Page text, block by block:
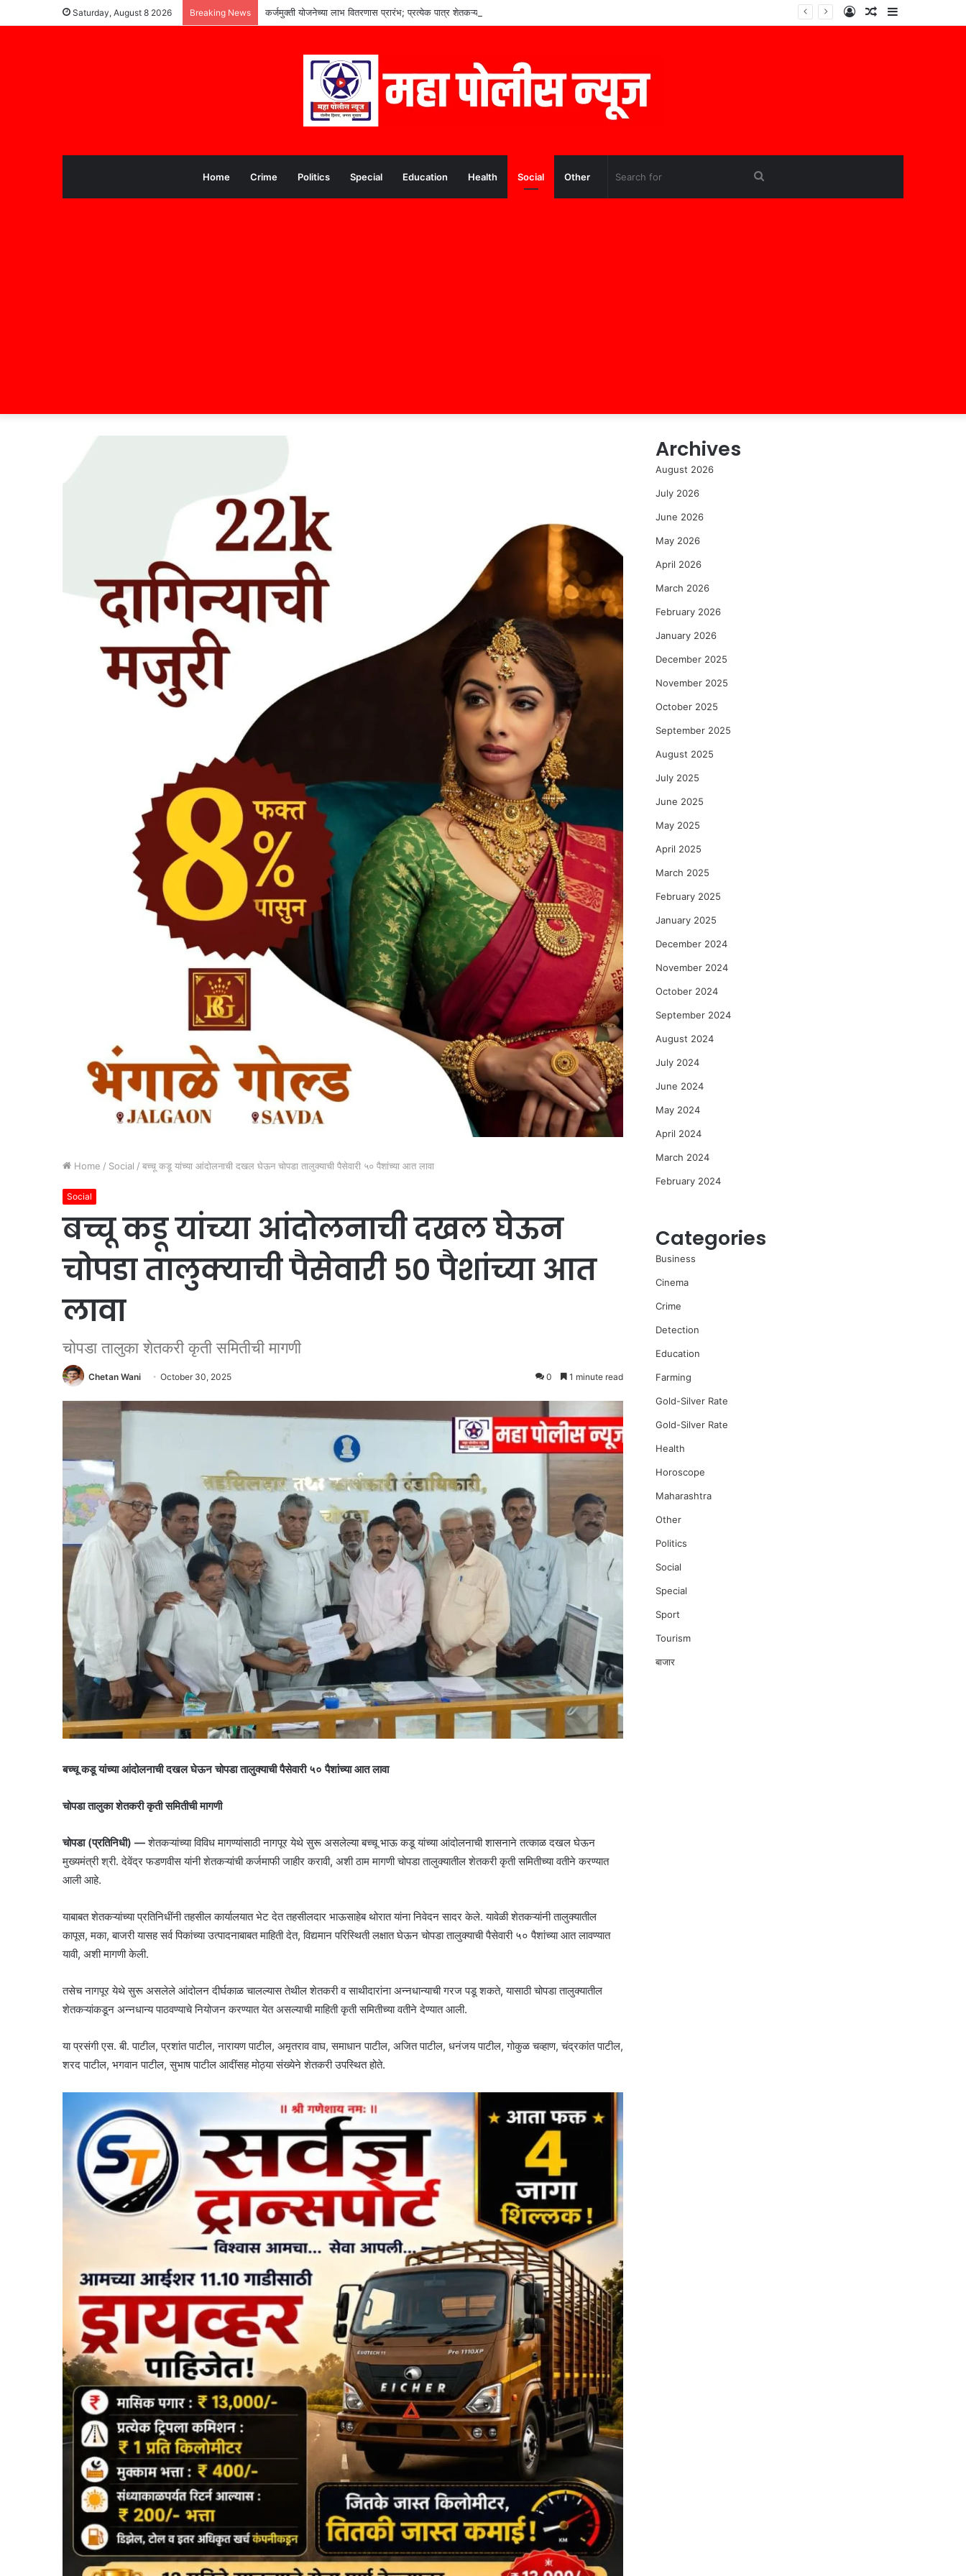
Saturday, August 8 2026 Breaking News कर्जमुक्ती योजनेच्या लाभ वितरणास प्रारंभ; प्रत्येक पात्र शेतकऱ्यांना लाभ मिळणार– मुख्यमंत्री देवेंद्र फडणवीस Sidebar
Random
Log
Home Crime Politics Special Education Health Social Other
Home / Social / बच्चू कडू यांच्या आंदोलनाची दखल घेऊन चोपडा तालुक्याची पैसेवारी ५० पैशांच्या आत लावा
Social
बच्चू कडू यांच्या आंदोलनाची दखल घेऊन
चोपडा तालुक्याची पैसेवारी ५० पैशांच्या आत
लावा
चोपडा तालुका शेतकरी कृती समितीची मागणी
Chetan Wani October 30, 2025 0 1 minute read
बच्चू कडू यांच्या आंदोलनाची दखल घेऊन चोपडा तालुक्याची पैसेवारी ५० पैशांच्या आत लावा
चोपडा तालुका शेतकरी कृती समितीची मागणी
चोपडा (प्रतिनिधी) —शेतकऱ्यांच्या विविध मागण्यांसाठी नागपूर येथे सुरू असलेल्या बच्चू भाऊ कडू यांच्या आंदोलनाची शासनाने तत्काळ दखल घेऊन
मुख्यमंत्री श्री. देवेंद्र फडणवीस यांनी शेतकऱ्यांची कर्जमाफी जाहीर करावी, अशी ठाम मागणी चोपडा तालुक्यातील शेतकरी कृती समितीच्या वतीने करण्यात
आली आहे.
याबाबत शेतकऱ्यांच्या प्रतिनिधींनी तहसील कार्यालयात भेट देत तहसीलदार भाऊसाहेब थोरात यांना निवेदन सादर केले. यावेळी शेतकऱ्यांनी तालुक्यातील
कापूस, मका, बाजरी यासह सर्व पिकांच्या उत्पादनाबाबत माहिती देत, विद्यमान परिस्थिती लक्षात घेऊन चोपडा तालुक्याची पैसेवारी ५० पैशांच्या आत लावण्यात
यावी, अशी मागणी केली.
तसेच नागपूर येथे सुरू असलेले आंदोलन दीर्घकाळ चालल्यास तेथील शेतकरी व साथीदारांना अन्नधान्याची गरज पडू शकते, यासाठी चोपडा तालुक्यातील
शेतकऱ्यांकडून अन्नधान्य पाठवण्याचे नियोजन करण्यात येत असल्याची माहिती कृती समितीच्या वतीने देण्यात आली.
या प्रसंगी एस. बी. पाटील, प्रशांत पाटील, नारायण पाटील, अमृतराव वाघ, समाधान पाटील, अजित पाटील, धनंजय पाटील, गोकुळ चव्हाण, चंद्रकांत पाटील,
शरद पाटील, भगवान पाटील, सुभाष पाटील आदींसह मोठ्या संख्येने शेतकरी उपस्थित होते.
Archives
August 2026
July 2026
June 2026
May 2026
April 2026
March 2026
February 2026
January 2026
December 2025
November 2025
October 2025
September 2025
August 2025
July 2025
June 2025
May 2025
April 2025
March 2025
February 2025
January 2025
December 2024
November 2024
October 2024
September 2024
August 2024
July 2024
June 2024
May 2024
April 2024
March 2024
February 2024
Categories
Business
Cinema
Crime
Detection
Education
Farming
Gold-Silver Rate
Gold-Silver Rate
Health
Horoscope
Maharashtra
Other
Politics
Social
Special
Sport
Tourism
बाजार